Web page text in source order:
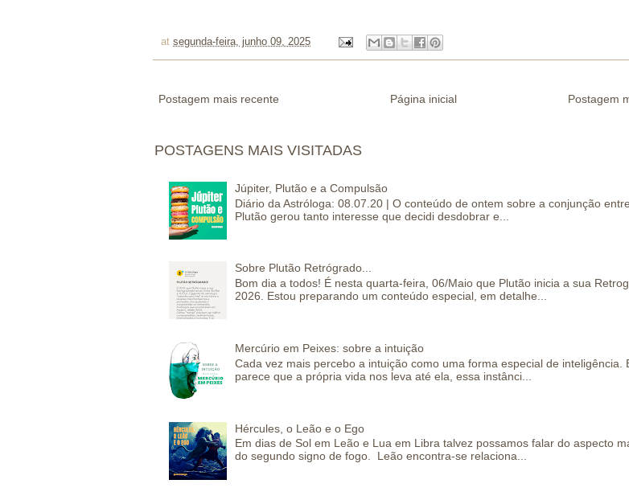
at segunda-feira, junho 09, 2025
Postagem mais recente Postagem
Página inicial
POSTAGENS MAIS VISITADAS
Júpiter, Plutão e a Compulsão
Diário da Astróloga: 08.07.20 | O conteúdo de ontem sobre a conjunção
Plutão gerou tanto interesse que decidi desdobrar e...
Sobre Plutão Retrógrado...
Bom dia a todos! É nesta quarta-feira, 06/Maio que Plutão inicia a sua
2026. Estou preparando um conteúdo especial, em detalhe...
Mercúrio em Peixes: sobre a intuição
Cada vez mais percebo a intuição como uma forma especial de inteligência.
parece que a própria vida nos leva até ela, essa instânci...
Hércules, o Leão e o Ego
Em dias de Sol em Leão e Lua em Libra talvez possamos falar do aspecto
do segundo signo de fogo. Leão encontra-se relaciona...